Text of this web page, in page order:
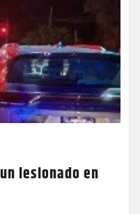
lesionado en